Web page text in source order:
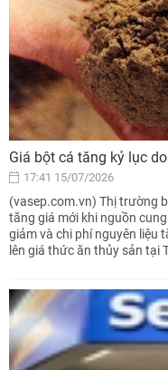
Giá bột cá tăng kỷ lục
17:41 15/07/2026
(vasep.com.vn) Thị trường
tăng giá mới khi nguồn
giảm và chi phí nguyên liệu
lên giá thức ăn thủy sản tại